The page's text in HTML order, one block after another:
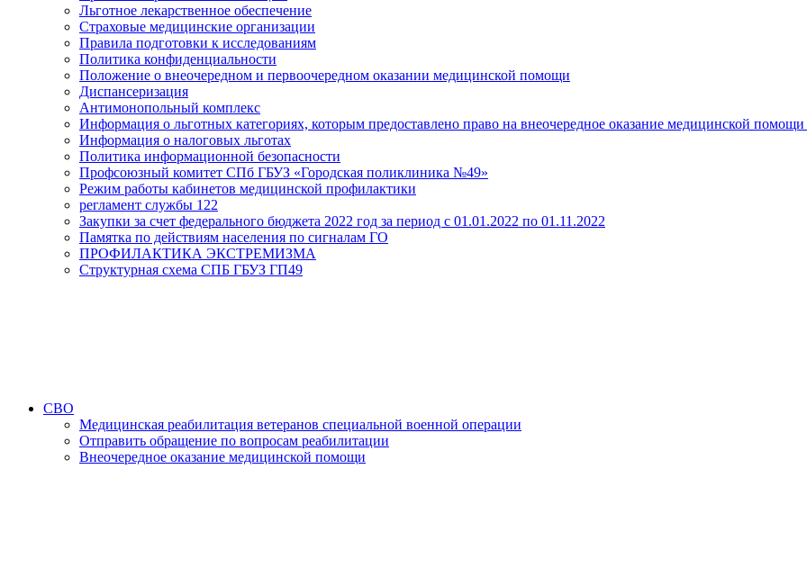
Льготное лекарственное обеспечение
Страховые медицинские организации
Правила подготовки к исследованиям
Политика конфиденциальности
Положение о внеочередном и первоочередном оказании медицинской помощи
Диспансеризация
Антимонопольный комплекс
Информация о льготных категориях, которым предоставлено право на внеочередное оказание медицинской
Информация о налоговых льготах
Политика информационной безопасности
Профсоюзный комитет СПб ГБУЗ «Городская поликлиника №49»
Режим работы кабинетов медицинской профилактики
регламент службы 122
Закупки за счет федерального бюджета 2022 год за период с 01.01.2022 по 01.11.2022
Памятка по действиям населения по сигналам ГО
ПРОФИЛАКТИКА ЭКСТРЕМИЗМА
Структурная схема СПБ ГБУЗ ГП49
СВО
Медицинская реабилитация ветеранов специальной военной операции
Отправить обращение по вопросам реабилитации
Внеочередное оказание медицинской помощи